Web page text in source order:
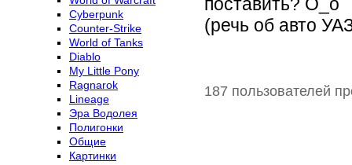
поставить? О_о
(речь об авто
187 пользователей
Сyberpunk
Counter-Strike
World of Tanks
Diablo
My Little Pony
Ragnarok
Lineage
Эра Водолея
Полигонки
Общие
Картинки